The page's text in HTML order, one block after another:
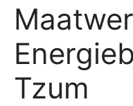
Tzum